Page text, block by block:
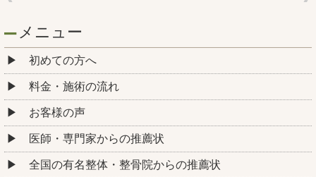
メニュー
初めての方へ
料金・施術の流れ
お客様の声
医師・専門家からの推薦状
全国の有名整体・整骨院からの推薦状